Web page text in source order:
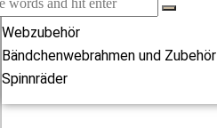
Webstühle
Webzubehör
Bändchenwebrahmen und Zubehör
Spinnräder